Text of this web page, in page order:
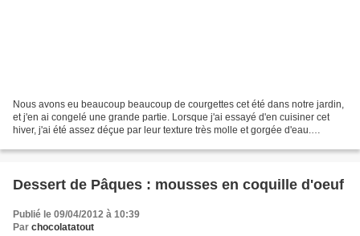
Nous avons eu beaucoup beaucoup de courgettes cet été dans notre jardin,
et j'en ai congelé une grande partie. Lorsque j'ai essayé d'en cuisiner cet
hiver, j'ai été assez déçue par leur texture très molle et gorgée d'eau.
Dessert de Pâques : mousses en coquille d'oeuf
Publié le 09/04/2012 à 10:39
Par chocolatatout